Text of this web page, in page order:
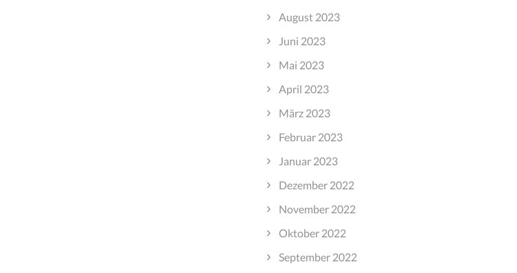
August 2023
Juni 2023
Mai 2023
April 2023
März 2023
Februar 2023
Januar 2023
Dezember 2022
November 2022
Oktober 2022
September 2022